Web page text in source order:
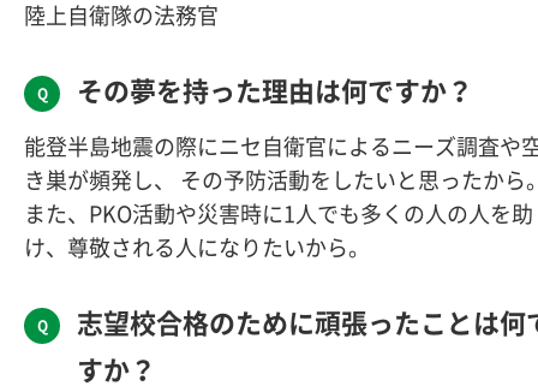
陸上自衛隊の法務官
その夢を持った理由は何ですか？
能登半島地震の際にニセ自衛官によるニーズ調査や
き巣が頻発し、 その予防活動をしたいと思ったから
また、PKO活動や災害時に1人でも多くの人の人を助
け、尊敬される人になりたいから。
志望校合格のために頑張ったことは何
すか？